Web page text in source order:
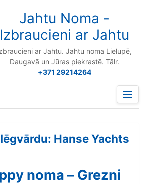
Jahtu Noma -
Izbraucieni ar Jahtu
ar Jahtu. Jahtu noma Lielupē,
Daugavā un Jūras piekrastē. Tālr.
+371 29214264
Menu
Hanse Yachts
noma – Grezni